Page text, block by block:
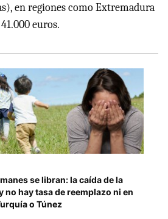
en regiones como Extremadura
euros.
se libran: la caída de la
no hay tasa de reemplazo ni en
o Túnez